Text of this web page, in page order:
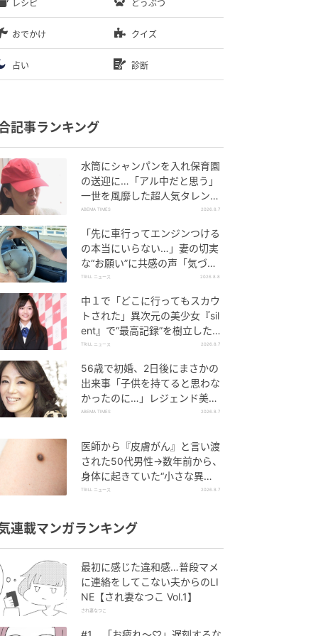
レシピ どうぶつ
おでかけ クイズ
占い 診断
記事ランキング
水筒にシャンパンを入れ保育園
の送迎に…「アル中だと思う」
一世を風靡した超人気タレン
ト、酒漬けだった日々を告白
ABEMA TIMES 2026.8.7
「先に車行ってエンジンつける
の本当にいらない…」妻の切実
な“お願い”に共感の声「気づか
ないんですよね…」
TRILL ニュース 2026.8.8
中１で「どこに行ってもスカウ
トされた」異次元の美少女『sil
ent』で“最高記録”を樹立した
「反則級」の【トップ女優】
TRILL ニュース 2026.8.7
56歳で初婚、2日後にまさかの
出来事「子供を持てると思わな
かったのに…」レジェンド美魔
女が当時の心境を告白
ABEMA TIMES 2026.8.7
医師から『皮膚がん』と言い渡
された50代男性→数年前から、
身体に起きていた“小さな異
変”に「あのとき受診していれ
TRILL ニュース 2026.8.7
連載マンガランキング
最初に感じた違和感…普段マメ
に連絡をしてこない夫からのLI
NE【され妻なつこ Vol.1】
され妻なつこ